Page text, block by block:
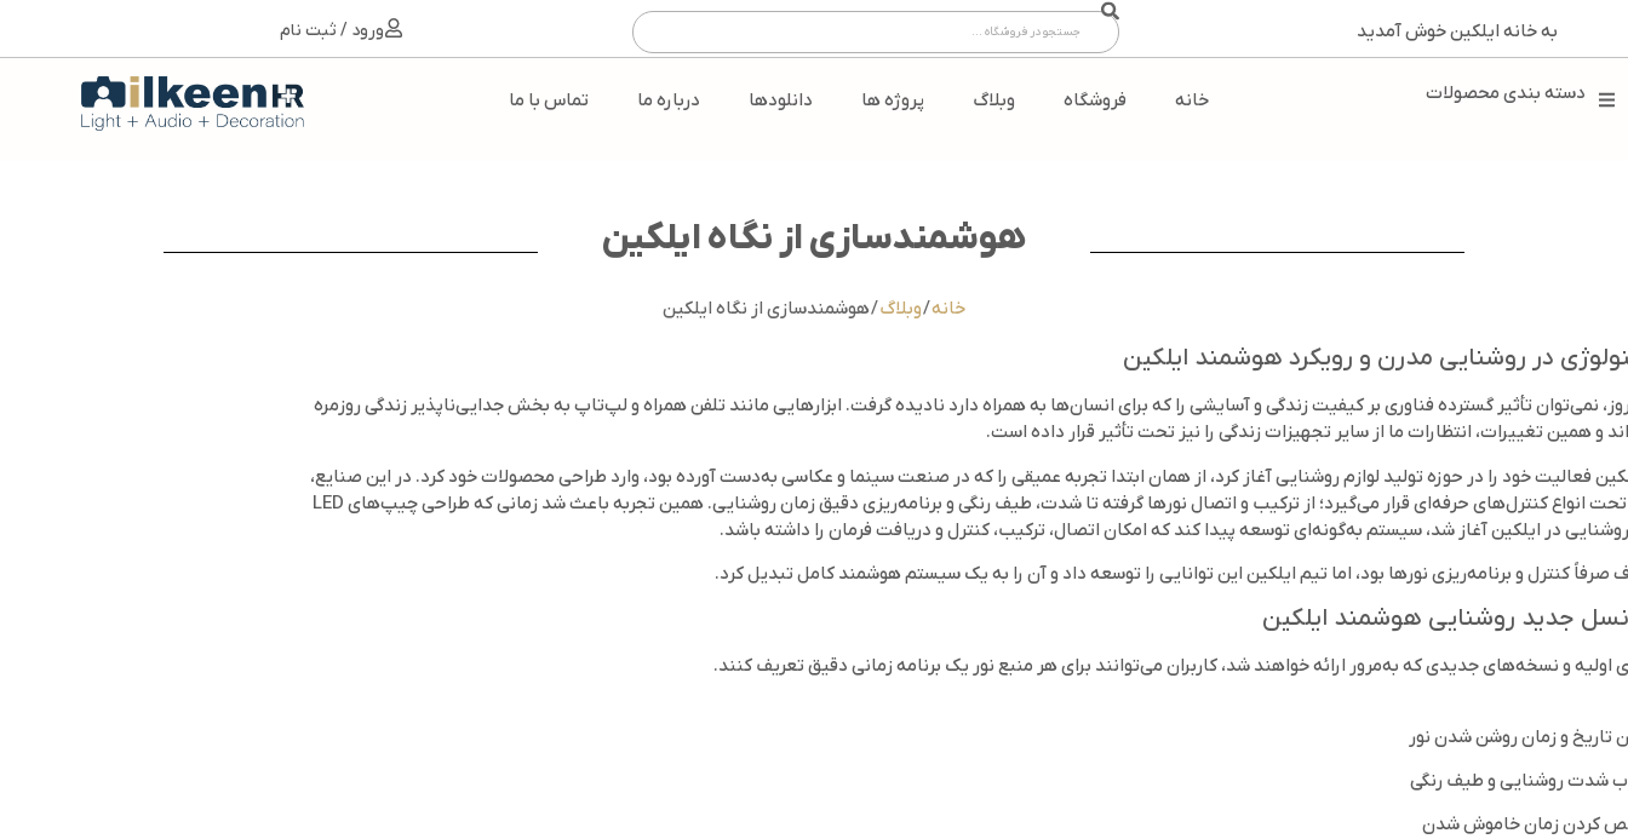
به خانه ایلکین خوش آمدید ورود / ثبت نام
دسته بندی محصولات خانه فروشگاه وبلاگ پروژه ها دانلودها درباره ما تماس با ما
هوشمندسازی از نگاه ایلکین
خانه/وبلاگ/ هوشمندسازی از نگاه ایلکین
در روشنایی مدرن و رویکرد هوشمند ایلکین
نمی‌توان تأثیر گسترده فناوری بر کیفیت زندگی و آسایشی را که برای انسان‌ها به همراه دارد نادیده گرفت. ابزارهایی مانند تلفن همراه و لپ‌تاپ به بخش جدایی‌ناپذیر زندگی روزمره
و همین تغییرات، انتظارات ما از سایر تجهیزات زندگی را نیز تحت تأثیر قرار داده است.
فعالیت خود را در حوزه تولید لوازم روشنایی آغاز کرد، از همان ابتدا تجربه‌ عمیقی را که در صنعت سینما و عکاسی به‌دست آورده بود، وارد طراحی محصولات خود کرد. در این صنایع،
نور همیشه تحت انواع کنترل‌های حرفه‌ای قرار می‌گیرد؛ از ترکیب و اتصال نورها گرفته تا شدت، طیف رنگی و برنامه‌ریزی دقیق زمان روشنایی. همین تجربه باعث شد زمانی که طراحی چیپ‌های LED
روشنایی در ایلکین آغاز شد، سیستم به‌گونه‌ای توسعه پیدا کند که امکان اتصال، ترکیب، کنترل و دریافت فرمان را داشته باشد.
صرفاً کنترل و برنامه‌ریزی نورها بود، اما تیم ایلکین این توانایی را توسعه داد و آن را به یک سیستم هوشمند کامل تبدیل کرد.
نسل جدید روشنایی هوشمند ایلکین
و نسخه‌های جدیدی که به‌مرور ارائه خواهند شد، کاربران می‌توانند برای هر منبع نور یک برنامه زمانی دقیق تعریف کنند.
تاریخ و زمان روشن شدن نور
شدت روشنایی و طیف رنگی
کردن زمان خاموش شدن